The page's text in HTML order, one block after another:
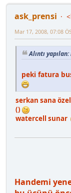
ask_prensi
Mar 17, 2008, 07:08
Alıntı
peki fatura
serkan sana
()
watercell sunar
Handemi